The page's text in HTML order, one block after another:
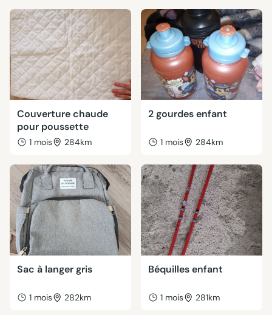
Couverture chaude
pour poussette
1 mois 284km
2 gourdes enfant
1 mois 284km
Sac à langer gris
1 mois 282km
Béquilles enfant
1 mois 281km